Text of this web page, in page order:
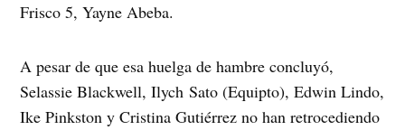
Frisco 5, Yayne Abeba.
A pesar de que esa huelga de hambre concluyó,
Selassie Blackwell, Ilych Sato (Equipto), Edwin Lindo,
Ike Pinkston y Cristina Gutiérrez no han retrocediendo